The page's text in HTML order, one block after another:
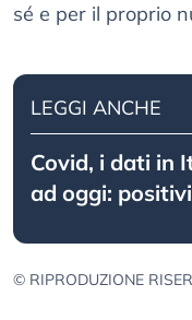
sé e per il proprio
LEGGI ANCHE
Covid, i dati in
ad oggi:
© RIPRODUZIONE